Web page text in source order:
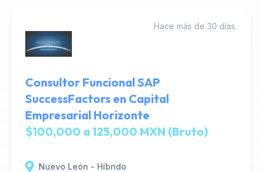
Hace más de 30 días.
Consultor Funcional SAP
SuccessFactors en Capital
Empresarial Horizonte
$100,000 a 125,000 MXN (Bruto)
Nuevo León - Híbrido